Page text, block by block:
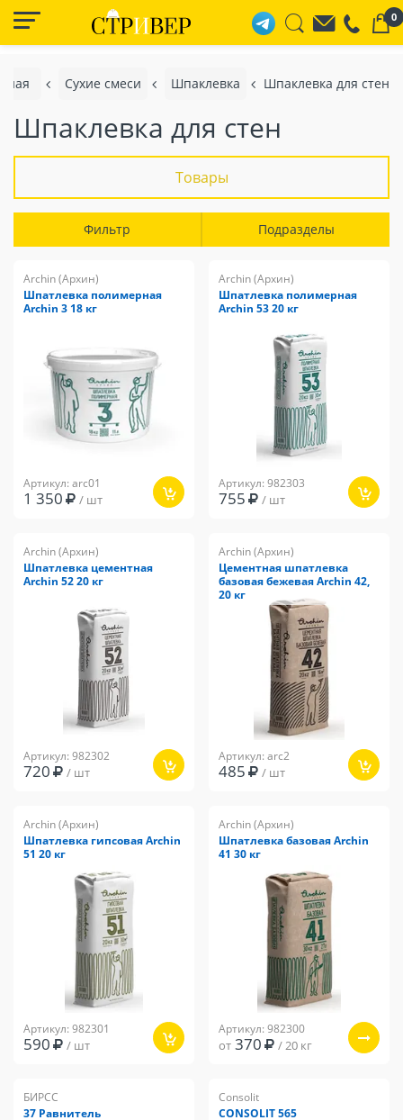
0
Сухие смеси Шпаклевка Шпаклевка для стен
Шпаклевка для стен
Товары
Фильтр Подразделы
Archin (Архин)
Шпатлевка полимерная
Archin 3 18 кг
Артикул: arc01
1 350 / шт
Archin (Архин)
Шпатлевка полимерная
Archin 53 20 кг
Артикул: 982303
755 / шт
Archin (Архин)
Шпатлевка цементная
Archin 52 20 кг
Артикул: 982302
720 / шт
Archin (Архин)
Цементная шпатлевка
базовая бежевая Archin 42,
20 кг
Артикул: arc2
485 / шт
Archin (Архин)
Шпатлевка гипсовая Archin
51 20 кг
Артикул: 982301
590 / шт
Archin (Архин)
Шпатлевка базовая Archin
41 30 кг
Артикул: 982300
от 370 / 20 кг
БИРСС
37 Равнитель
Consolit
CONSOLIT 565